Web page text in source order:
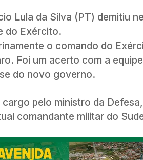
Lula da Silva (PT) demitiu
do Exército.
o comando do
Foi um acerto com a
do novo governo.
pelo ministro da
comandante militar do